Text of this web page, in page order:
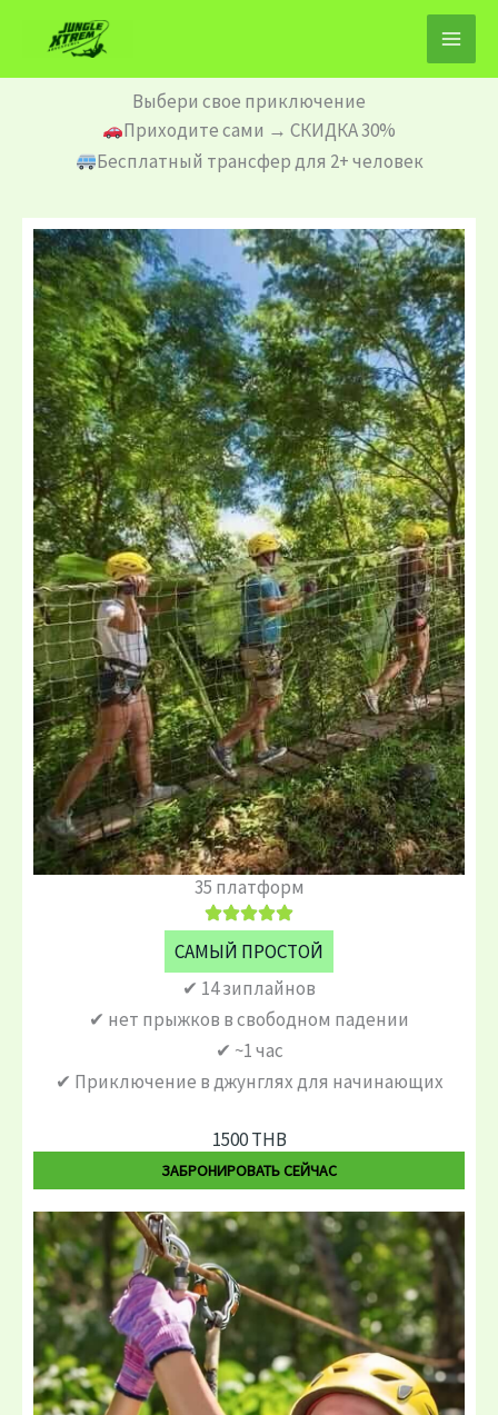
содержимому
Выбери свое приключение
Приходите сами → СКИДКА 30%
Бесплатный трансфер для 2+ человек
35 платформ
САМЫЙ ПРОСТОЙ
✔ 14 зиплайнов
✔ нет прыжков в свободном падении
✔ ~1 час
✔ Приключение в джунглях для начинающих
1500 THB
ЗАБРОНИРОВАТЬ СЕЙЧАС